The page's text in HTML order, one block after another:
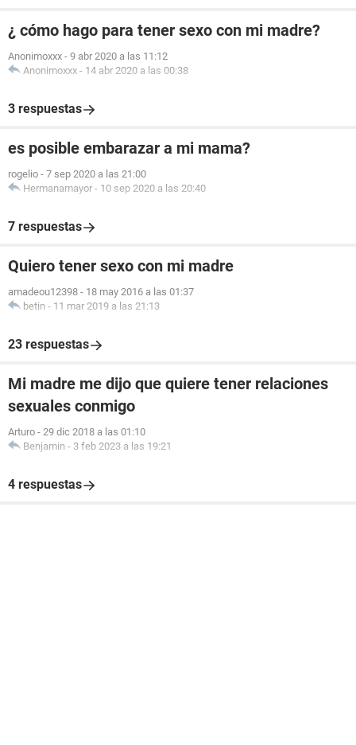
¿ cómo hago para tener sexo con mi madre?
Anonimoxxx - 9 abr 2020 a las 11:12
Anonimoxxx - 14 abr 2020 a las 00:38
3 respuestas
es posible embarazar a mi mama?
rogelio - 7 sep 2020 a las 21:00
Hermanamayor - 10 sep 2020 a las 20:40
7 respuestas
Quiero tener sexo con mi madre
amadeou12398 - 18 may 2016 a las 01:37
betin - 11 mar 2019 a las 21:13
23 respuestas
Mi madre me dijo que quiere tener relaciones
sexuales conmigo
Arturo - 29 dic 2018 a las 01:10
Benjamin - 3 feb 2023 a las 19:21
4 respuestas